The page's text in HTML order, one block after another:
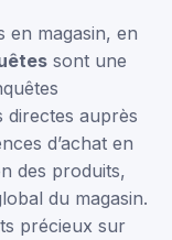
en magasin, en
sont une
directes auprès
d’achat en
des produits,
du magasin.
précieux sur